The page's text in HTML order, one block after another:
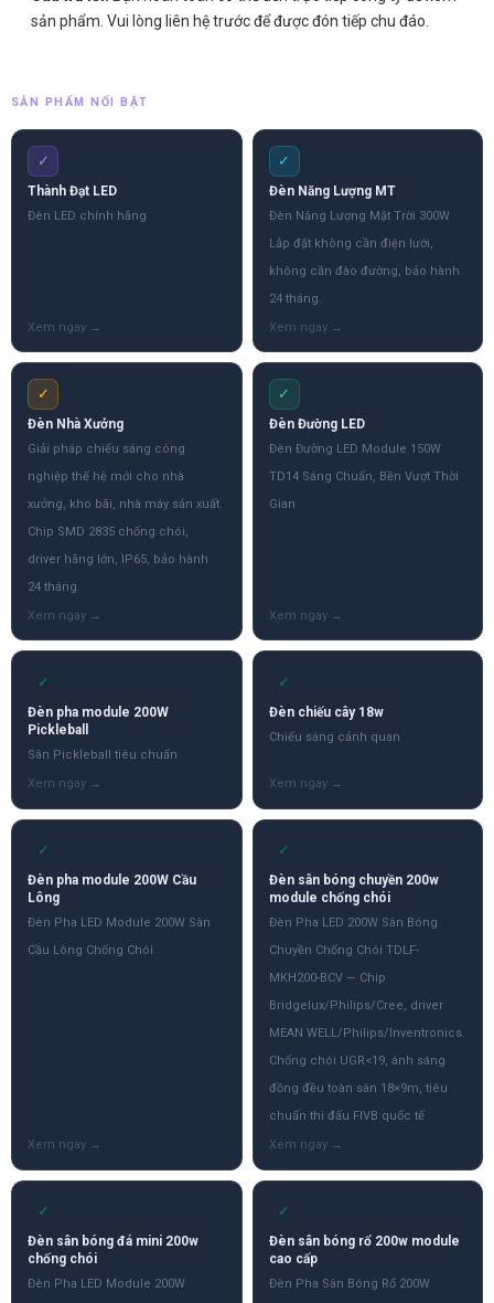
sản phẩm. Vui lòng liên hệ trước để được đón tiếp chu đáo.
SẢN PHẨM NỔI BẬT
✓
Thành Đạt LED
Đèn LED chính hãng
✓
Đèn Năng Lượng MT
Đèn Năng Lượng Mặt Trời 300W
Lắp đặt không cần điện lưới,
không cần đào đường, bảo hành
24 tháng.
✓
Đèn Nhà Xưởng
Giải pháp chiếu sáng công
nghiệp thế hệ mới cho nhà
xưởng, kho bãi, nhà máy sản xuất.
Chip SMD 2835 chống chói,
driver hãng lớn, IP65, bảo hành
24 tháng.
✓
Đèn Đường LED
Đèn Đường LED Module 150W
TD14 Sáng Chuẩn, Bền Vượt Thời
Gian
✓
Đèn pha module 200W
Pickleball
Sân Pickleball tiêu chuẩn
✓
Đèn chiếu cây 18w
Chiếu sáng cảnh quan
✓
Đèn pha module 200W Cầu
Lông
Đèn Pha LED Module 200W Sân
Cầu Lông Chống Chói
✓
Đèn sân bóng chuyền 200w
module chống chói
Đèn Pha LED 200W Sân Bóng
Chuyền Chống Chói TDLF-
MKH200-BCV — Chip
Bridgelux/Philips/Cree, driver
MEAN WELL/Philips/Inventronics.
Chống chói UGR<19, ánh sáng
đồng đều toàn sân 18×9m, tiêu
chuẩn thi đấu FIVB quốc tế
✓
Đèn sân bóng đá mini 200w
chống chói
Đèn Pha LED Module 200W
✓
Đèn sân bóng rổ 200w module
cao cấp
Đèn Pha Sân Bóng Rổ 200W